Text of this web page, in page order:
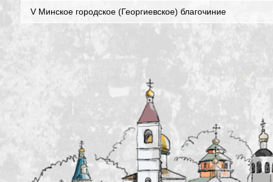
V Минское городское (Георгиевское) благочиние